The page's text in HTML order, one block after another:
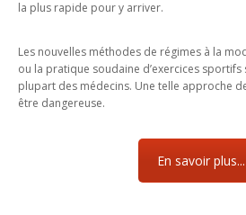
la plus rapide pour y arriver.
Les nouvelles méthodes de régimes à la
ou la pratique soudaine d’exercices
plupart des médecins. Une telle approche
être dangereuse.
En savoir plus...